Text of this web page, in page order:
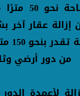
من دور أرضي